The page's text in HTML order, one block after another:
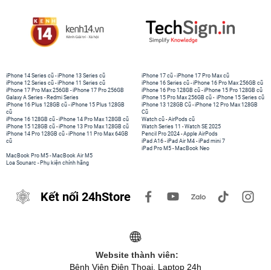
iPhone 14 Series cũ -iPhone 13 Series cũ
iPhone 12 Series cũ -iPhone 11 Series cũ
iPhone 17 Pro Max 256GB -iPhone 17 Pro 256GB
Galaxy A Series - Redmi Series
iPhone 17 cũ -iPhone 17 Pro Max cũ
iPhone 16 Series cũ - iPhone 16 Pro Max 256GB cũ
iPhone 16 Pro 128GB cũ -iPhone 15 Pro 128GB cũ
iPhone 15 Pro Max 256GB cũ - iPhone 15 Series cũ
iPhone 16 Plus 128GB cũ -iPhone 15 Plus 128GB
cũ
iPhone 16 128GB cũ -iPhone 14 Pro Max 128GB cũ
iPhone 15 128GB cũ -iPhone 13 Pro Max 128GB cũ
iPhone 14 Pro 128GB cũ -iPhone 11 Pro Max 64GB
cũ
iPhone 13 128GB Cũ -iPhone 12 Pro Max 128GB
Cũ
Watch cũ -AirPods cũ
Watch Series 11 -Watch SE 2025
Pencil Pro 2024 -Apple AirPods
iPad A16 -iPad Air M4 -iPad mini 7
iPad Pro M5 - MacBook Neo
MacBook Pro M5 - MacBook Air M5
Loa Sounarc - Phụ kiện chính hãng
Kết nối 24hStore
Website thành viên:
Bệnh Viện Điện Thoại, Laptop 24h